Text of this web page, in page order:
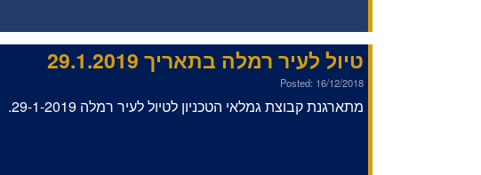
טיול לעיר רמלה בתאריך 29.1.2019
Posted: 16/12/2018
מתארגנת קבוצת גמלאי הטכניון לטיול לעיר רמלה 29-1-2019.